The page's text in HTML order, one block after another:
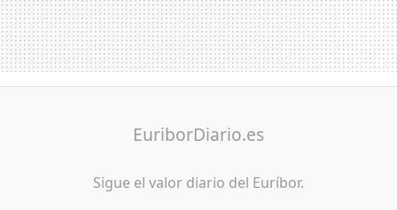
EuriborDiario.es
Sigue el valor diario del Euríbor.